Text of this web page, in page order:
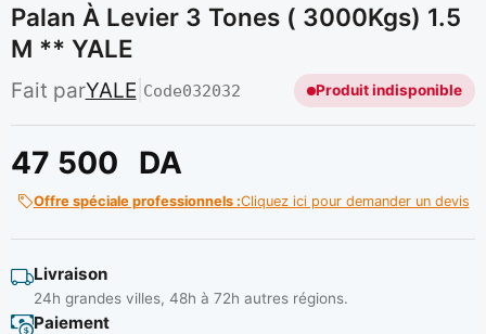
Palan À Levier 3 Tones ( 3000Kgs) 1.5
M ** YALE
Fait parYALE| Code032032 Produit indisponible
47 500 DA
Offre spéciale professionnels :Cliquez ici pour demander un devis
Livraison
24h grandes villes, 48h à 72h autres régions.
Paiement